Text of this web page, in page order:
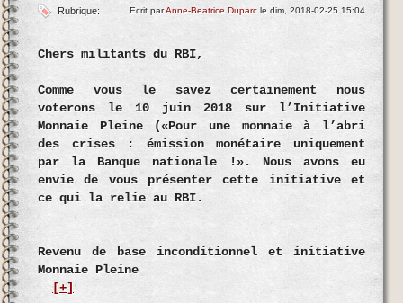
Ecrit parAnne-Beatrice Duparcle dim, 2018-02-25 15:04
Rubrique:
Chers militants du RBI,
Comme vous le savez certainement nous
voterons le 10 juin 2018 sur l’Initiative
Monnaie Pleine («Pour une monnaie à l’abri
des crises : émission monétaire uniquement
par la Banque nationale !». Nous avons eu
envie de vous présenter cette initiative et
ce qui la relie au RBI.
Revenu de base inconditionnel et initiative
Monnaie Pleine
[+]